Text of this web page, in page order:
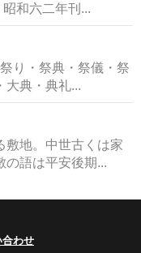
和六二年刊...
り・祭典・祭儀・祭
大典・典礼...
。中世古くは家
の語は平安後期...
合わせ